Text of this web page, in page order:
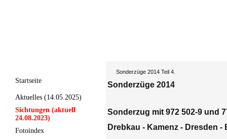
Startseite
Aktuelles (14.05.2025)
Sichtungen (aktuell
24.08.2023)
Fotoindex
Sonderzüge 2014 Teil 4.
Sonderzüge 2014
Sonderzug mit 972 502-9 und
Drebkau - Kamenz - Dresden -